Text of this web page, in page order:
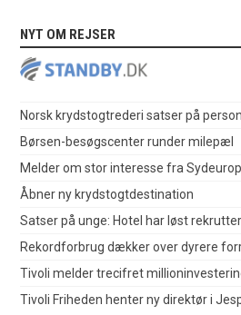
NYT OM REJSER
Norsk krydstogtrederi satser på
Børsen-besøgscenter runder milepæl
Melder om stor interesse fra
Åbner ny krydstogtdestination
Satser på unge: Hotel har løst
Rekordforbrug dækker over dyrere
Tivoli melder trecifret
Tivoli Friheden henter ny direktør i